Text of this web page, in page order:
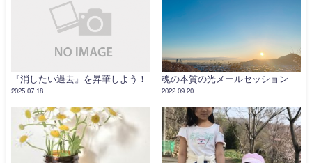
『消したい過去』を昇華しよう！
2025.07.18
魂の本質の光メールセッション
2022.09.20